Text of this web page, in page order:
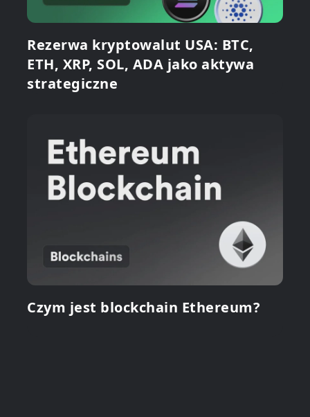
Rezerwa kryptowalut USA: BTC,
ETH, XRP, SOL, ADA jako aktywa
strategiczne
Czym jest blockchain Ethereum?